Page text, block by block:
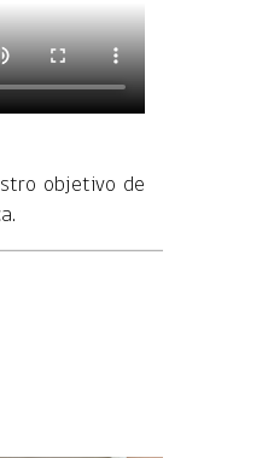
objetivo de